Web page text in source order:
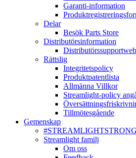
Garanti-information
Delar
Besök Parts Store
Distributörsinformation
Rättslig
Integritetspolicy
Produktpatentlista
Allmänna Villkor
Streamlight-policy
Tillmötesgående
Gemenskap
#STREAMLIGHTSTRONG
Streamlight familj
Om oss